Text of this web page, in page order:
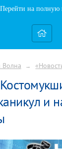
Перейти на полную
Волна →
и